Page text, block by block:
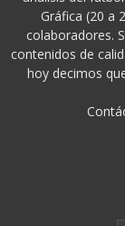
Gráfica (20 a
colaboradores.
contenidos de
hoy decimos